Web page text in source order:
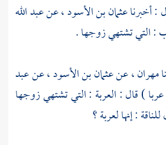
: أخبرناعثمان بن الأسود، عنعبد الله
: التي تشتهي زوجها .
مهران، عنعثمان بن الأسود، عنعبد
) قال : العربة : التي تشتهي زوجها
: إنها لعربة ؟